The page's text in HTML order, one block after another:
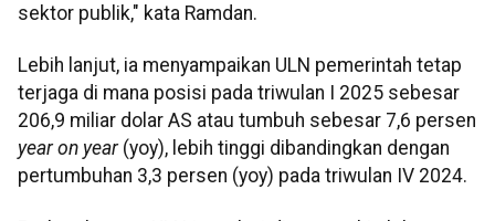
sektor publik," kata Ramdan.
Lebih lanjut, ia menyampaikan ULN pemerintah tetap
terjaga di mana posisi pada triwulan I 2025 sebesar
206,9 miliar dolar AS atau tumbuh sebesar 7,6 persen
year on year(yoy), lebih tinggi dibandingkan dengan
pertumbuhan 3,3 persen (yoy) pada triwulan IV 2024.